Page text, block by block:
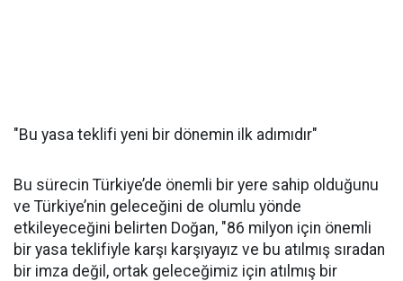
"Bu yasa teklifi yeni bir dönemin ilk adımıdır"
Bu sürecin Türkiye’de önemli bir yere sahip olduğunu
ve Türkiye’nin geleceğini de olumlu yönde
etkileyeceğini belirten Doğan, "86 milyon için önemli
bir yasa teklifiyle karşı karşıyayız ve bu atılmış sıradan
bir imza değil, ortak geleceğimiz için atılmış bir